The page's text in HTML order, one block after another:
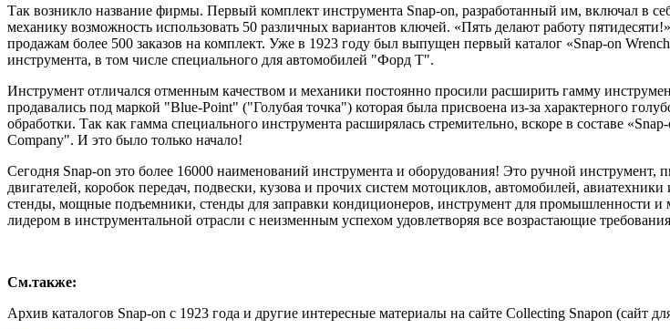
Так возникло название фирмы. Первый комплект инструмента Snap-on, разработанный им, включал в
механику возможность использовать 50 различных вариантов ключей. «Пять делают работу
продажам более 500 заказов на комплект. Уже в 1923 году был выпущен первый каталог «Snap-on
инструмента, в том числе специального для автомобилей "Форд Т".
Инструмент отличался отменным качеством и механики постоянно просили расширить гамму
продавались под маркой "Blue-Point" ("Голубая точка") которая была присвоена из-за характерного
обработки. Так как гамма специального инструмента расширялась стремительно, вскоре в составе
Company". И это было только начало!
Сегодня Snap-on это более 16000 наименований инструмента и оборудования! Это ручной инструмент,
двигателей, коробок передач, подвески, кузова и прочих систем мотоциклов, автомобилей,
стенды, мощные подъемники, стенды для заправки кондиционеров, инструмент для промышленности и
лидером в инструментальной отрасли с неизменным успехом удовлетворяя все возрастающие
См.также:
Архив каталогов Snap-on с 1923 года и другие интересные материалы на сайте Collecting Snapon (сайт